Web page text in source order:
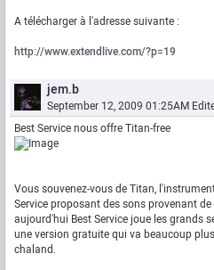
A télécharger à l'adresse suivante :
http://www.extendlive.com/?p=19
jem.b
September 12, 2009 01:25AM
Best Service nous offre Titan-free
Vous souvenez-vous de Titan,
Service proposant des sons provenant
aujourd'hui Best Service joue les grands
une version gratuite qui va beaucoup
chaland.